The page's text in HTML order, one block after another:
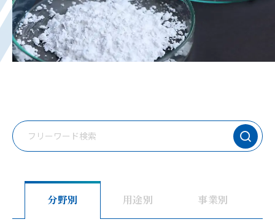
フ
リ
検
分野別 用途別 事業別